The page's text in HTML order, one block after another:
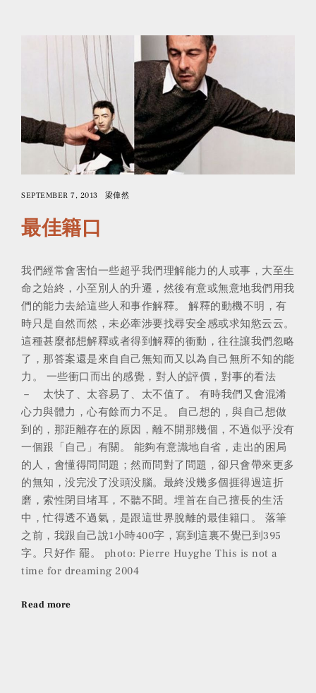
SEPTEMBER 7, 2013 梁偉然
最佳籍口
我們經常會害怕一些超乎我們理解能力的人或事，大至生
命之始終，小至別人的升遷，然後有意或無意地我們用我
們的能力去給這些人和事作解釋。 解釋的動機不明，有
時只是自然而然，未必牽涉要找尋安全感或求知慾云云。
這種甚麼都想解釋或者得到解釋的衝動，往往讓我們忽略
了，那答案還是來自自己無知而又以為自己無所不知的能
力。 一些衝口而出的感覺，對人的評價，對事的看法
－ 太快了、太容易了、太不值了。 有時我們又會混淆
心力與體力，心有餘而力不足。 自己想的，與自己想做
到的，那距離存在的原因，離不開那幾個，不過似乎没有
一個跟「自己」有關。 能夠有意識地自省，走出的困局
的人，會懂得問問題；然而問對了問題，卻只會帶來更多
的無知，没完没了没頭没腦。最終没幾多個捱得過這折
磨，索性閉目堵耳，不聽不聞。埋首在自己擅長的生活
中，忙得透不過氣，是跟這世界脫離的最佳籍口。 落筆
之前，我跟自己說1小時400字，寫到這裏不覺已到395
字。只好作 罷。 photo: Pierre Huyghe This is not a
time for dreaming 2004
Read more